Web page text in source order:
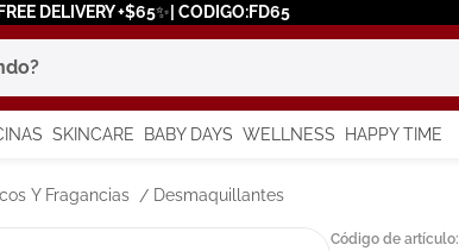
DELIVERY +$65✨| CODIGO:FD65
SKINCARE BABY DAYS WELLNESS HAPPY TIME
Y Fragancias Desmaquillantes
Código de artículo:
buscados